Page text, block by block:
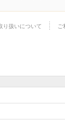
り扱いについて ご